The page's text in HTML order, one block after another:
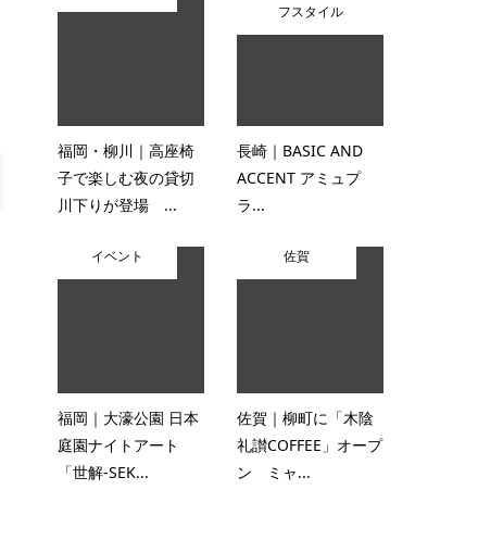
福岡・柳川｜高座椅
子で楽しむ夜の貸切
川下りが登場 ...
フスタイル
長崎｜BASIC AND
ACCENT アミュプ
ラ...
イベント
福岡｜大濠公園 日本
庭園ナイトアート
「世解-SEK...
佐賀
佐賀｜柳町に「木陰
礼讃COFFEE」オープ
ン ミャ...